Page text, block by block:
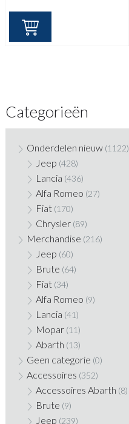
Categorieën
Onderdelen nieuw (1122)
Jeep (428)
Lancia (436)
Alfa Romeo (27)
Fiat (170)
Chrysler (89)
Merchandise (216)
Jeep (60)
Brute (64)
Fiat (34)
Alfa Romeo (9)
Lancia (41)
Mopar (11)
Abarth (13)
Geen categorie (0)
Accessoires (352)
Accessoires Abarth (8)
Brute (9)
Jeep (239)